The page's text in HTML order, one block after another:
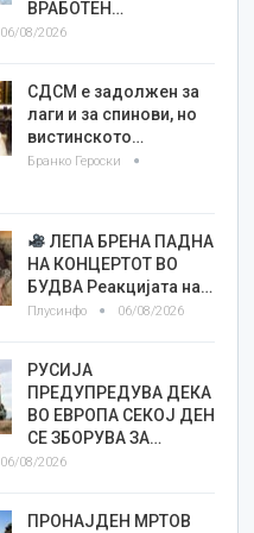
ВРАБОТЕН…
06/08/2026
СДСМ е задолжен за
лаги и за спинови, но
вистинското…
Бранко Героски
ЛЕПА БРЕНА ПАДНА
НА КОНЦЕРТОТ ВО
БУДВА Реакцијата на…
Плусинфо 06/08/2026
РУСИЈА
ПРЕДУПРЕДУВА ДЕКА
ВО ЕВРОПА СЕКОЈ ДЕН
СЕ ЗБОРУВА ЗА…
06/08/2026
ПРОНАЈДЕН МРТОВ